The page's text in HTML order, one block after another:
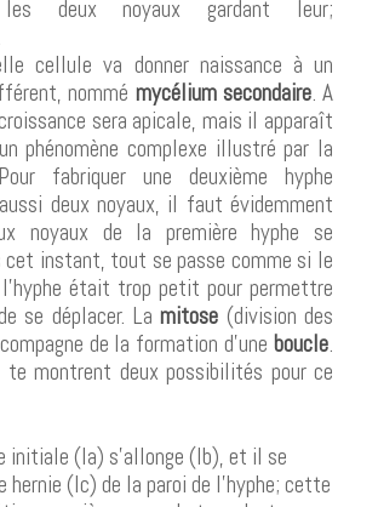
les deux noyaux gardant leur;
cellule va donner naissance à un
nommé mycélium secondaire. A
sera apicale, mais il apparaît
phénomène complexe illustré par la
fabriquer une deuxième hyphe
deux noyaux, il faut évidemment
noyaux de la première hyphe se
cet instant, tout se passe comme si le
était trop petit pour permettre
se déplacer. Lamitose (division des
de la formation d'une boucle.
te montrent deux possibilités pour ce
initiale (Ia) s'allonge (Ib), et il se
hernie (Ic) de la paroi de l'hyphe; cette